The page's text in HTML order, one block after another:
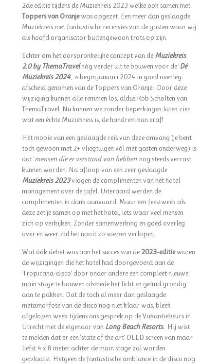
2de editie tijdens de Muziekreis 2023 welke ook samen met
Toppers van Oranjewas opgezet. Een meer dan geslaagde
Muziekreis met fantastische recensies van de gasten waar wij
als hoofd organisator buitengewoon trots op zijn.
Echter om het oorspronkelijke concept van de Muziekreis
2.0 by ThemaTravelnóg verder uit te bouwen voor de 'Dé
Muziekreis 2024', is begin januari 2024 in goed overleg
afscheid genomen van de Toppers van Oranje. Door deze
wijziging kunnen alle remmen los, aldus Rob Scholten van
ThemaTravel. Nu kunnen we zonder beperkingen laten zien
wat een échte Muziekreis is, de handrem kan eraf!
Het mooie van een geslaagde reis van deze omvang (je bent
toch gewoon met 2+ vliegtuigen vól met gasten onderweg) is
dat 'mensen die er verstand van hebben' nog steeds verrast
kunnen worden. Na afloop van een zeer geslaagde
Muziekreis 2023vlogen de complimenten van het hotel
management over de tafel. Uiteraard werden de
complimenten in dank aanvaard. Maar een feestweek als
deze zet je samen op met het hotel, iets waar veel mensen
zich op verkijken. Zonder samenwerking en goed overleg
over en weer zal het nooit zo soepen verlopen.
Wat óók debet was aan het succes van de 2023-editiewaren
de wijzigingen die het hotel had doorgevoerd aan de
'Tropicana-disco' door onder andere een compleet nieuwe
main stage te bouwen alsmede het licht en geluid grondig
aan te pakken. Dat de toch al meer dan geslaagde
metamorfose van de disco nog niet klaar was, bleek
afgelopen week tijdens ons gesprek op de Vakantiebeurs in
Utrecht met de eigenaar van Long Beach Resorts. Hij wist
te melden dat er een 'state of the art' OLED screen van maar
liefst 4 x 8 meter achter de main stage zal worden
geplaatst. Hetgeen de fantastische ambiance in de disco nog